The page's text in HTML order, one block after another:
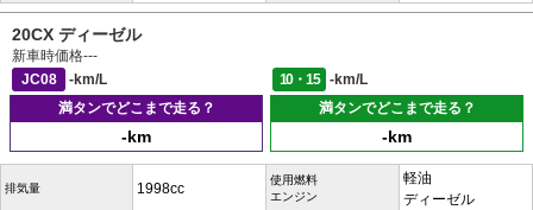
20CX ディーゼル
新車時価格---
JC08
-km/L 10・15
-km/L
満タンでどこまで走る？
-km
満タンでどこまで走る？
-km
排気量 1998cc
使用燃料
エンジン
軽油
ディーゼル